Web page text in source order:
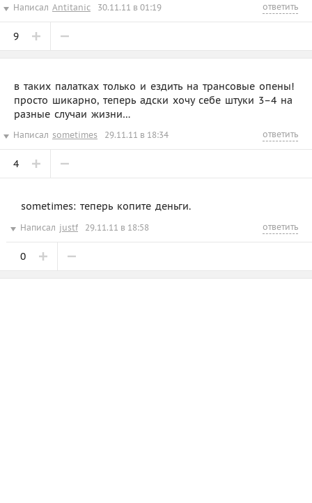
Написал Antitanic 30.11.11 в 01:19 ответить
9
в таких палатках только и ездить на трансовые опены!
просто шикарно, теперь адски хочу себе штуки 3–4 на
разные случаи жизни…
Написал sometimes 29.11.11 в 18:34 ответить
4
sometimes: теперь копите деньги.
Написал justf 29.11.11 в 18:58 ответить
0